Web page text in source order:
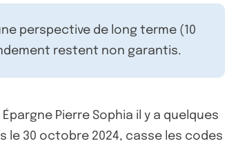
perspective de long terme (10
restent non garantis.
Pierre Sophia il y a quelques
le 30 octobre 2024, casse les codes